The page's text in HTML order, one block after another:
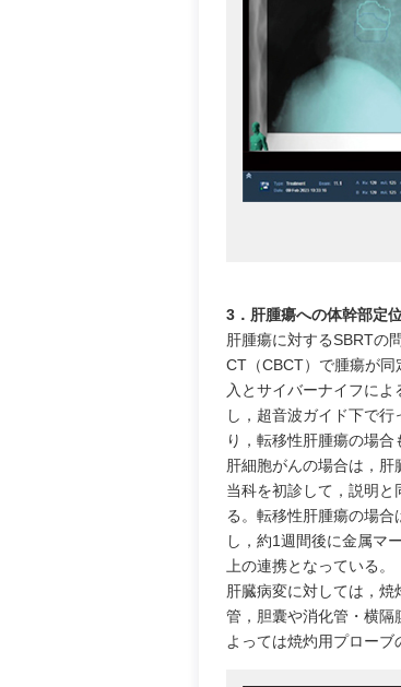
3．肝腫瘍への体幹部定
肝腫瘍に対するSBRTの
CT（CBCT）で腫瘍が
入とサイバーナイフに
し，超音波ガイド下で
り，転移性肝腫瘍の場合
肝細胞がんの場合は，
当科を初診して，説明
る。転移性肝腫瘍の場
し，約1週間後に金属マ
上の連携となっている。
肝臓病変に対しては，
管，胆囊や消化管・横隔
よっては焼灼用プローブ